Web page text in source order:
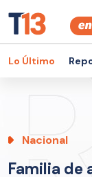
Lo Último
Nacional
Familia de